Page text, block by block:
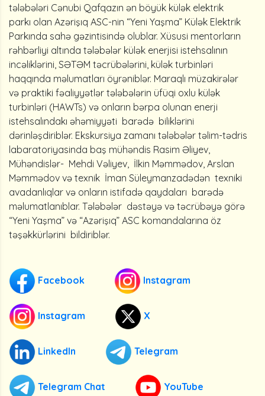
tələbələri Cənubi Qafqazın ən böyük külək elektrik
parkı olan Azərişıq ASC-nin “Yeni Yaşma” Külək Elektrik
Parkında sahə gəzintisində olublar. Xüsusi mentorların
rəhbərliyi altında tələbələr külək enerjisi istehsalının
incəliklərini, SƏTƏM təcrübələrini, külək turbinləri
haqqında məlumatları öyrəniblər. Maraqlı müzakirələr
və praktiki fəaliyyətlər tələbələrin üfüqi oxlu külək
turbinləri (HAWTs) və onların bərpa olunan enerji
istehsalındakı əhəmiyyəti barədə biliklərini
dərinləşdiriblər. Ekskursiya zamanı tələbələr təlim-tədris
labaratoriyasinda baş mühəndis Rasim Əliyev,
Mühəndislər- Mehdi Vəliyev, İlkin Məmmədov, Arslan
Məmmədov və texnik İman Süleymanzadədən texniki
avadanlıqlar və onların istifadə qaydaları barədə
məlumatlanıblar. Tələbələr dəstəyə və təcrübəyə görə
“Yeni Yaşma” və “Azərişıq” ASC komandalarına öz
təşəkkürlərini bildiriblər.
Facebook Instagram
Instagram X
LinkedIn Telegram
Telegram Chat YouTube